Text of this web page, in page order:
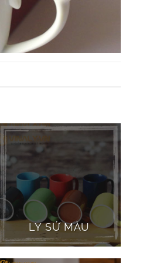
LY SỨ MÀU